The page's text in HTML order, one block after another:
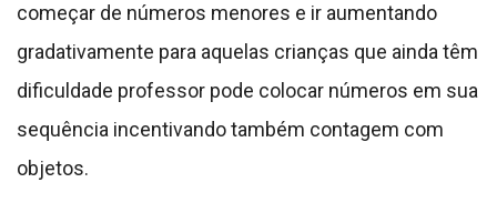
começar de números menores e ir aumentando
gradativamente para aquelas crianças que ainda têm
dificuldade professor pode colocar números em sua
sequência incentivando também contagem com
objetos.